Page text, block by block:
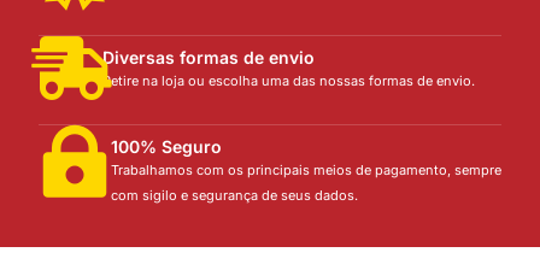
Diversas formas de envio
Retire na loja ou escolha uma das nossas formas de envio.
100% Seguro
Trabalhamos com os principais meios de pagamento, sempre
com sigilo e segurança de seus dados.